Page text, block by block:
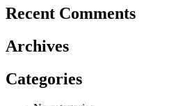
Recent Comments
Archives
Categories